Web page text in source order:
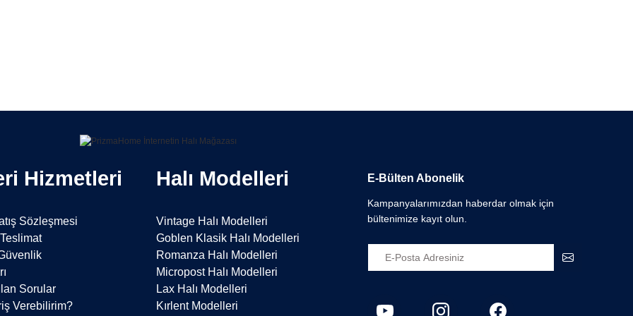
Hizmetleri
Sözleşmesi
Sorular
Verebilirim?
Halı Modelleri
Vintage Halı Modelleri
Goblen Klasik Halı Modelleri
Romanza Halı Modelleri
Micropost Halı Modelleri
Lax Halı Modelleri
Kırlent Modelleri
E-Bülten Abonelik
Kampanyalarımızdan haberdar olmak için
bültenimize kayıt olun.